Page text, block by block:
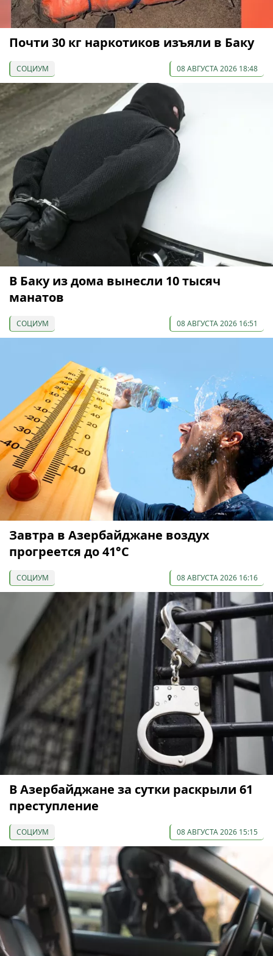
Почти 30 кг наркотиков изъяли в Баку
СОЦИУМ 08 АВГУСТА 2026 18:48
В Баку из дома вынесли 10 тысяч
манатов
СОЦИУМ 08 АВГУСТА 2026 16:51
Завтра в Азербайджане воздух
прогреется до 41°С
СОЦИУМ 08 АВГУСТА 2026 16:16
В Азербайджане за сутки раскрыли 61
преступление
СОЦИУМ 08 АВГУСТА 2026 15:15